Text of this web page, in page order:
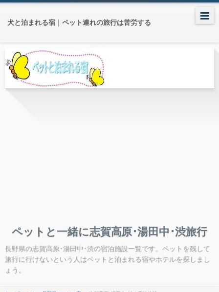
犬と泊まれる宿｜ペット連れの旅行は苦労する
ペットと一緒に志賀高原･湯田中･渋旅行
長野県の志賀高原･湯田中･渋の宿泊施設一覧です。ペットを残して
旅行に行けないという人はペットと泊まれる宿やホテルを探しまし
ょう。